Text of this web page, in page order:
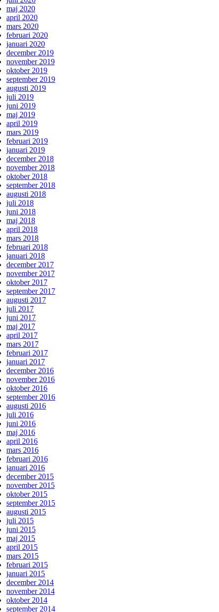
maj 2020
april 2020
mars 2020
februari 2020
januari 2020
december 2019
november 2019
oktober 2019
september 2019
augusti 2019
juli 2019
juni 2019
maj 2019
april 2019
mars 2019
februari 2019
januari 2019
december 2018
november 2018
oktober 2018
september 2018
augusti 2018
juli 2018
juni 2018
maj 2018
april 2018
mars 2018
februari 2018
januari 2018
december 2017
november 2017
oktober 2017
september 2017
augusti 2017
juli 2017
juni 2017
maj 2017
april 2017
mars 2017
februari 2017
januari 2017
december 2016
november 2016
oktober 2016
september 2016
augusti 2016
juli 2016
juni 2016
maj 2016
april 2016
mars 2016
februari 2016
januari 2016
december 2015
november 2015
oktober 2015
september 2015
augusti 2015
juli 2015
juni 2015
maj 2015
april 2015
mars 2015
februari 2015
januari 2015
december 2014
november 2014
oktober 2014
september 2014